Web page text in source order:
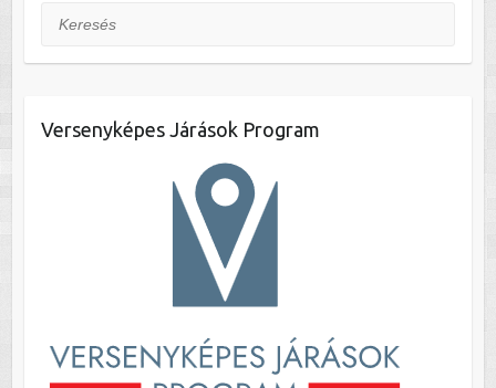
Keresés
Versenyképes Járások Program